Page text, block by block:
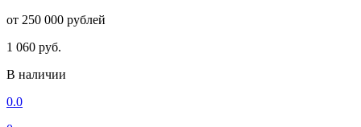
от 250 000 рублей
1 060 руб.
В наличии
0.0